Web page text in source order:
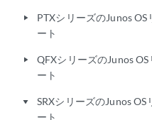
play_arrow
PTXシリーズのJunos OS
ート
play_arrow
QFXシリーズのJunos OS
ート
play_arrow
SRXシリーズのJunos OS
ート